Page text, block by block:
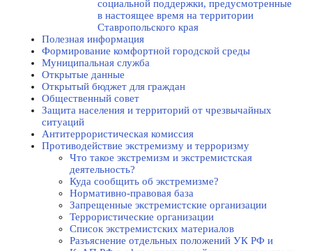
социальной поддержки, предусмотренные
в настоящее время на территории
Ставропольского края
Полезная информация
Формирование комфортной городской среды
Муниципальная служба
Открытые данные
Открытый бюджет для граждан
Общественный совет
Защита населения и территорий от чрезвычайных
ситуаций
Антитеррористическая комиссия
Противодействие экстремизму и терроризму
Что такое экстремизм и экстремистская
деятельность?
Куда сообщить об экстремизме?
Нормативно-правовая база
Запрещенные экстремистские организации
Террористические организации
Список экстремистских материалов
Разъяснение отдельных положений УК РФ и